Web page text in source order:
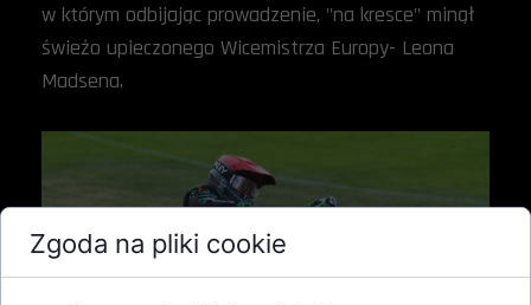
w którym odbijając prowadzenie, "na kresce" minął
świeżo upieczonego Wicemistrza Europy- Leona
Madsena.
Zgoda na pliki cookie